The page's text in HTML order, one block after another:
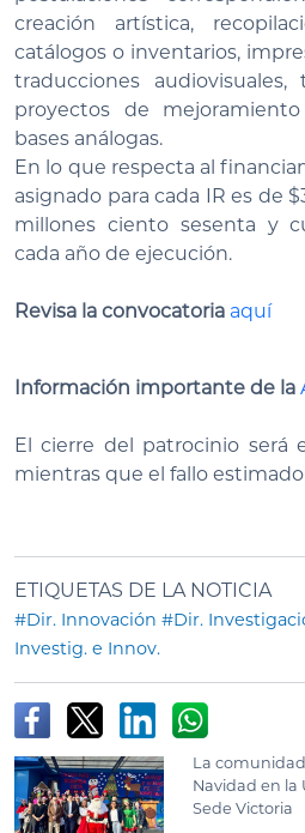
creación artística,
catálogos o inventarios,
traducciones
proyectos de
bases análogas.
En lo que respecta al
asignado para cada IR es de
millones ciento sesenta y
cada año de ejecución.
Revisa la convocatoria aquí
Información importante de la
El cierre del patrocinio será
mientras que el fallo
ETIQUETAS DE LA NOTICIA
#Dir. Innovación #Dir.
Investig. e Innov.
La
Navidad en la
Sede Victoria